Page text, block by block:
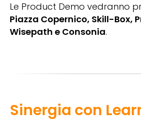
Le Product Demo vedranno
Piazza Copernico, Skill-Box,
Wisepath e Consonia.
Sinergia con